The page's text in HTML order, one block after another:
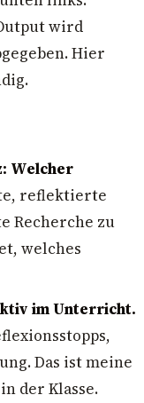
wird
Hier
Welcher
reflektierte
Recherche zu
welches
im Unterricht.
Das ist meine
der Klasse.